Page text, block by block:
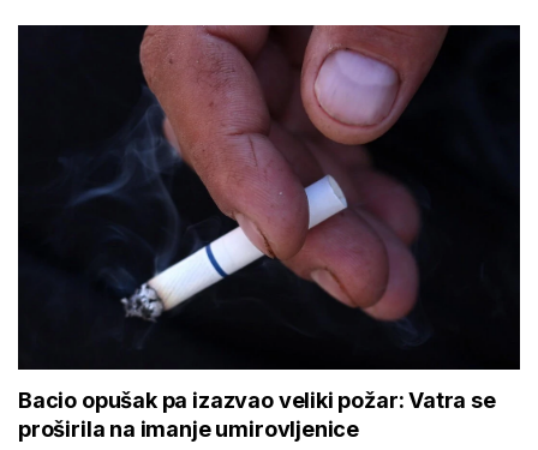
Bacio opušak pa izazvao veliki požar: Vatra se
proširila na imanje umirovljenice